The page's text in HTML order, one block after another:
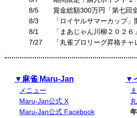
8/5
賞金総額300万円「第七回
8/3
「ロイヤルサマーカップ
8/1
「まあじゃん川柳２０２
7/27
「丸雀プロリーグ昇格チ
▼麻雀 Maru-Jan
メニュー
Maru-Jan公式 X
Maru-Jan公式 Facebook
▼